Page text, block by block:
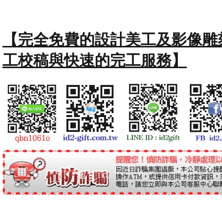
【完全免費的設計美工及影像
工校稿與快速的完工服務】